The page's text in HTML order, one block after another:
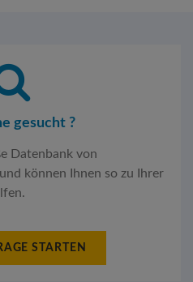
gesucht ?
Datenbank von
können Ihnen so zu Ihrer
STARTEN